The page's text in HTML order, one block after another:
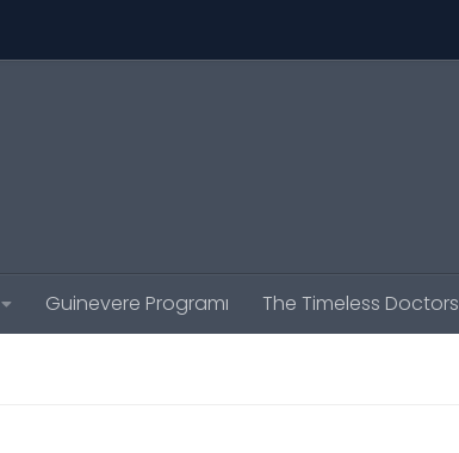
Guinevere Programı The Timeless Doctors